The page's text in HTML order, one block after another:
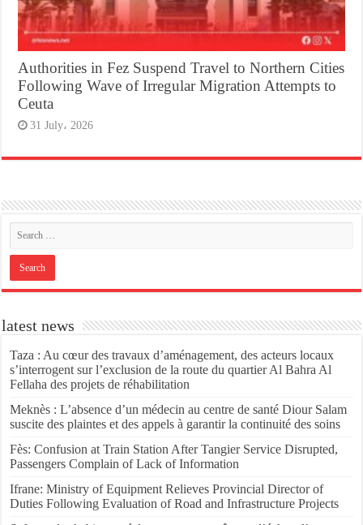
Authorities in Fez Suspend Travel to Northern Cities
Following Wave of Irregular Migration Attempts to
Ceuta
31 July، 2026
latest news
Taza : Au cœur des travaux d’aménagement, des acteurs locaux
s’interrogent sur l’exclusion de la route du quartier Al Bahra Al
Fellaha des projets de réhabilitation
Meknès : L’absence d’un médecin au centre de santé Diour Salam
suscite des plaintes et des appels à garantir la continuité des soins
Fès: Confusion at Train Station After Tangier Service Disrupted,
Passengers Complain of Lack of Information
Ifrane: Ministry of Equipment Relieves Provincial Director of
Duties Following Evaluation of Road and Infrastructure Projects